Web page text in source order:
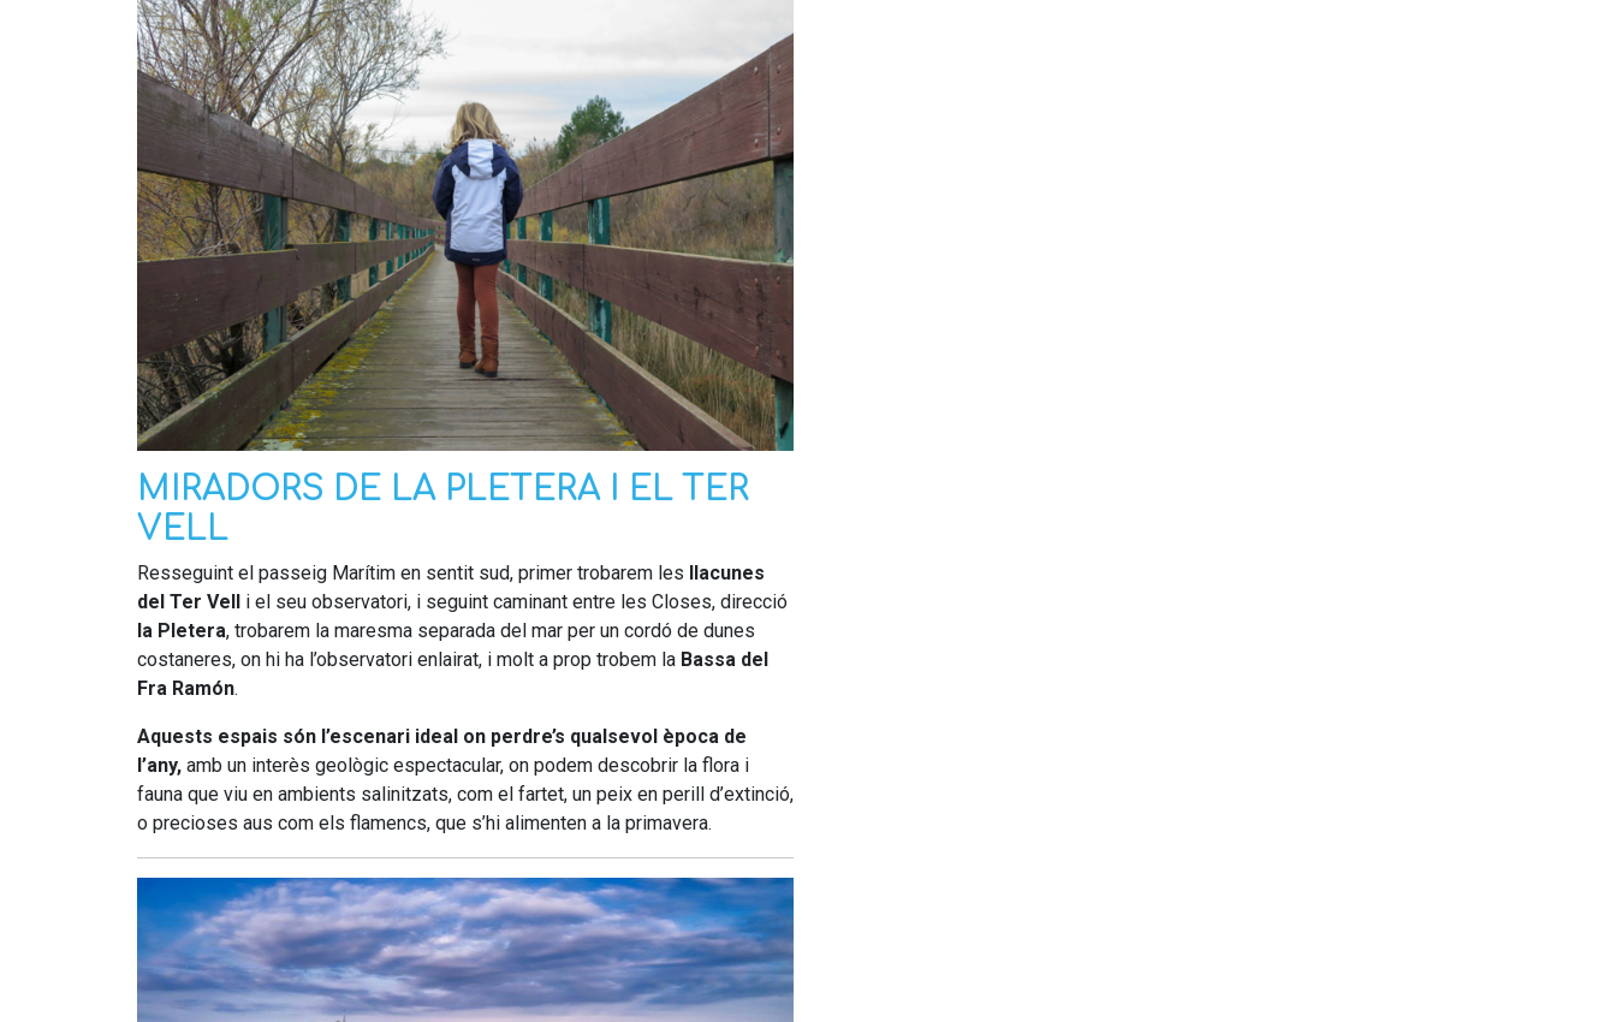
MIRADORS DE LA PLETERA I EL TER
VELL
Resseguint el passeig Marítim en sentit sud, primer trobarem les
llacunes
del Ter Vell
i el seu observatori, i seguint caminant entre les Closes, direcció
la Pletera, trobarem la maresma separada del mar per un cordó de dunes
costaneres, on hi ha l’observatori enlairat, i molt a prop trobem la Bassa del
Fra Ramón.
Aquests espais són l’escenari ideal on perdre’s qualsevol època de
l’any, amb un interès geològic espectacular, on podem descobrir la flora i
fauna que viu en ambients salinitzats, com el fartet, un peix en perill d’extinció,
o precioses aus com els flamencs, que s’hi alimenten a la primavera.